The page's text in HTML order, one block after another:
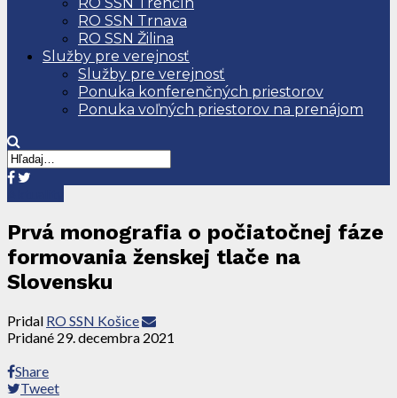
RO SSN Trnava
RO SSN Žilina
Služby pre verejnosť
Služby pre verejnosť
Ponuka konferenčných priestorov
Ponuka voľných priestorov na prenájom
Prvá monografia o počiatočnej fáze
formovania ženskej tlače na
Slovensku
Pridal RO SSN Košice
Pridané 29. decembra 2021
Share
Tweet